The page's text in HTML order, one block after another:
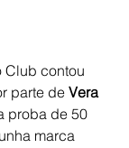
Club contou
parte de Vera
proba de 50
marca